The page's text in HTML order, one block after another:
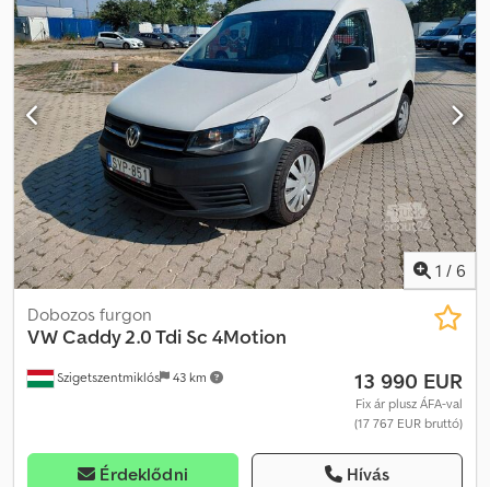
1 / 6
Szigetszentmiklós 43 km
Dobozos furgon
VWCaddy 2.0 Tdi Sc 4Motion
13 990 EUR
Fix ár plusz ÁFA-val
(17 767 EUR bruttó)
Érdeklődni Hívás